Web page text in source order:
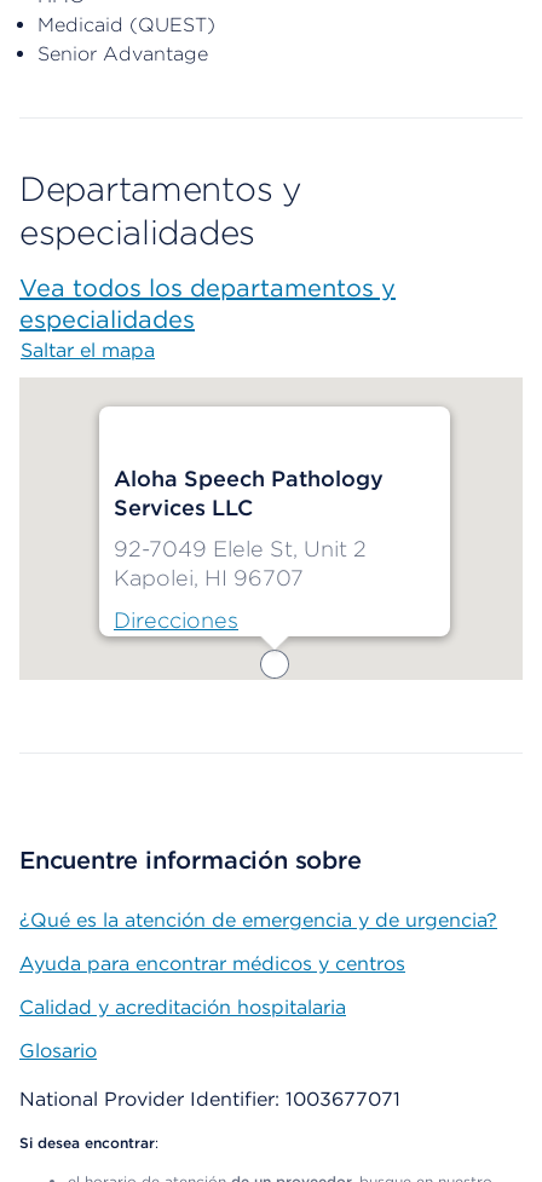
Medicaid (QUEST)
Senior Advantage
Departamentos y
especialidades
Vea todos los departamentos y
especialidades
Saltar el mapa
Aloha Speech Pathology
Services LLC
92-7049 Elele St, Unit 2
Kapolei, HI 96707
Direcciones
Encuentre información sobre
¿Qué es la atención de emergencia y de urgencia?
Ayuda para encontrar médicos y centros
Calidad y acreditación hospitalaria
Glosario
National Provider Identifier: 1003677071
Si desea encontrar: